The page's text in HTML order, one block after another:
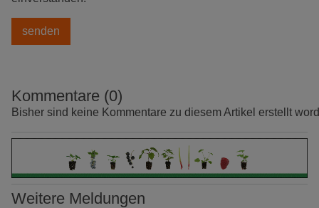
Kommentare (0)
Bisher sind keine Kommentare zu diesem Artikel erstellt
Weitere Meldungen